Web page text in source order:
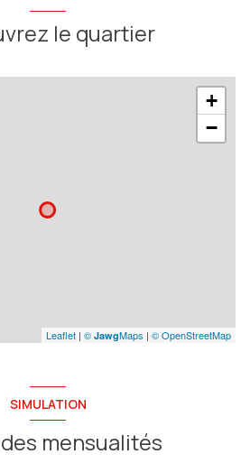
le quartier
+
−
Leaflet | © JawgMaps | © OpenStreetMap
SIMULATION
mensualités